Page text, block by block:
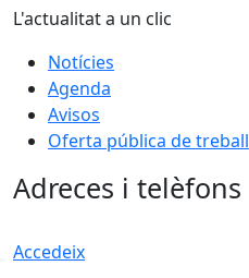
L'actualitat a un clic
Notícies
Agenda
Avisos
Oferta pública de treball
Adreces i telèfons
Accedeix